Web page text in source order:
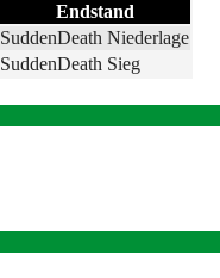
Endstand
SuddenDeath Niederlage
SuddenDeath Sieg